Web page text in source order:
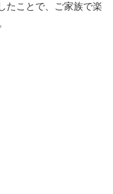
たことで、ご家族で楽